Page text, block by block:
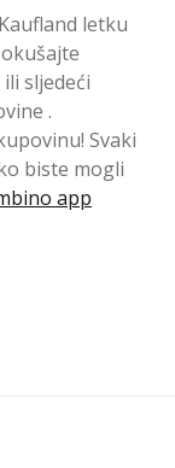
letku
sljedeći
.
Svaki
biste mogli
app